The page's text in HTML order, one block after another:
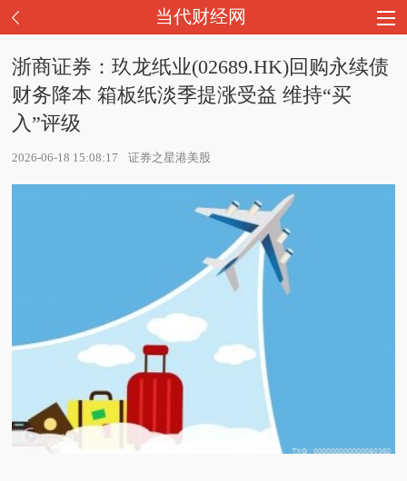
当代财经网
浙商证券：玖龙纸业(02689.HK)回购永续债
财务降本 箱板纸淡季提涨受益 维持“买
入”评级
2026-06-18 15:08:17 证券之星港美股